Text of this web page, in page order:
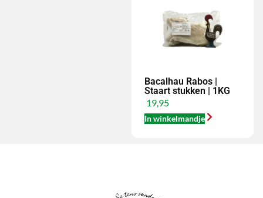
Bacalhau Rabos |
Staart stukken | 1KG
19,95
In winkelmandje